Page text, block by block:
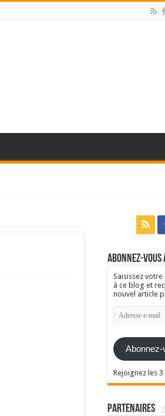
Abonnez-
Saisissez
à ce blog et
nouvel article
Adresse
e-
Abonnez-
Rejoignez les
Partenaires